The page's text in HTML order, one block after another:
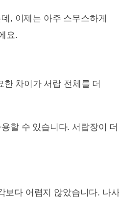
, 이제는 아주 스무스하게
요.
차이가 서랍 전체를 더
할 수 있습니다. 서랍장이 더
보다 어렵지 않았습니다. 나